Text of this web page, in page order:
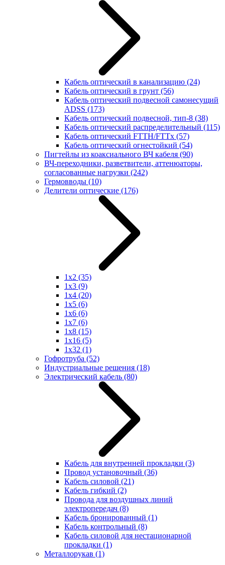
Кабель оптический в канализацию (24)
Кабель оптический в грунт (56)
Кабель оптический подвесной самонесущий
ADSS (173)
Кабель оптический подвесной, тип-8 (38)
Кабель оптический распределительный (115)
Кабель оптический FTTH/FTTx (57)
Кабель оптический огнестойкий (54)
Пигтейлы из коаксиального ВЧ кабеля (90)
ВЧ-переходники, разветвители, аттенюаторы,
согласованные нагрузки (242)
Гермовводы (10)
Делители оптические (176)
1x2 (35)
1x3 (9)
1x4 (20)
1x5 (6)
1x6 (6)
1x7 (6)
1x8 (15)
1x16 (5)
1x32 (1)
Гофротруба (52)
Индустриальные решения (18)
Электрический кабель (80)
Кабель для внутренней прокладки (3)
Провод установочный (36)
Кабель силовой (21)
Кабель гибкий (2)
Провода для воздушных линий
электропередач (8)
Кабель бронированный (1)
Кабель контрольный (8)
Кабель силовой для нестационарной
прокладки (1)
Металлорукав (1)